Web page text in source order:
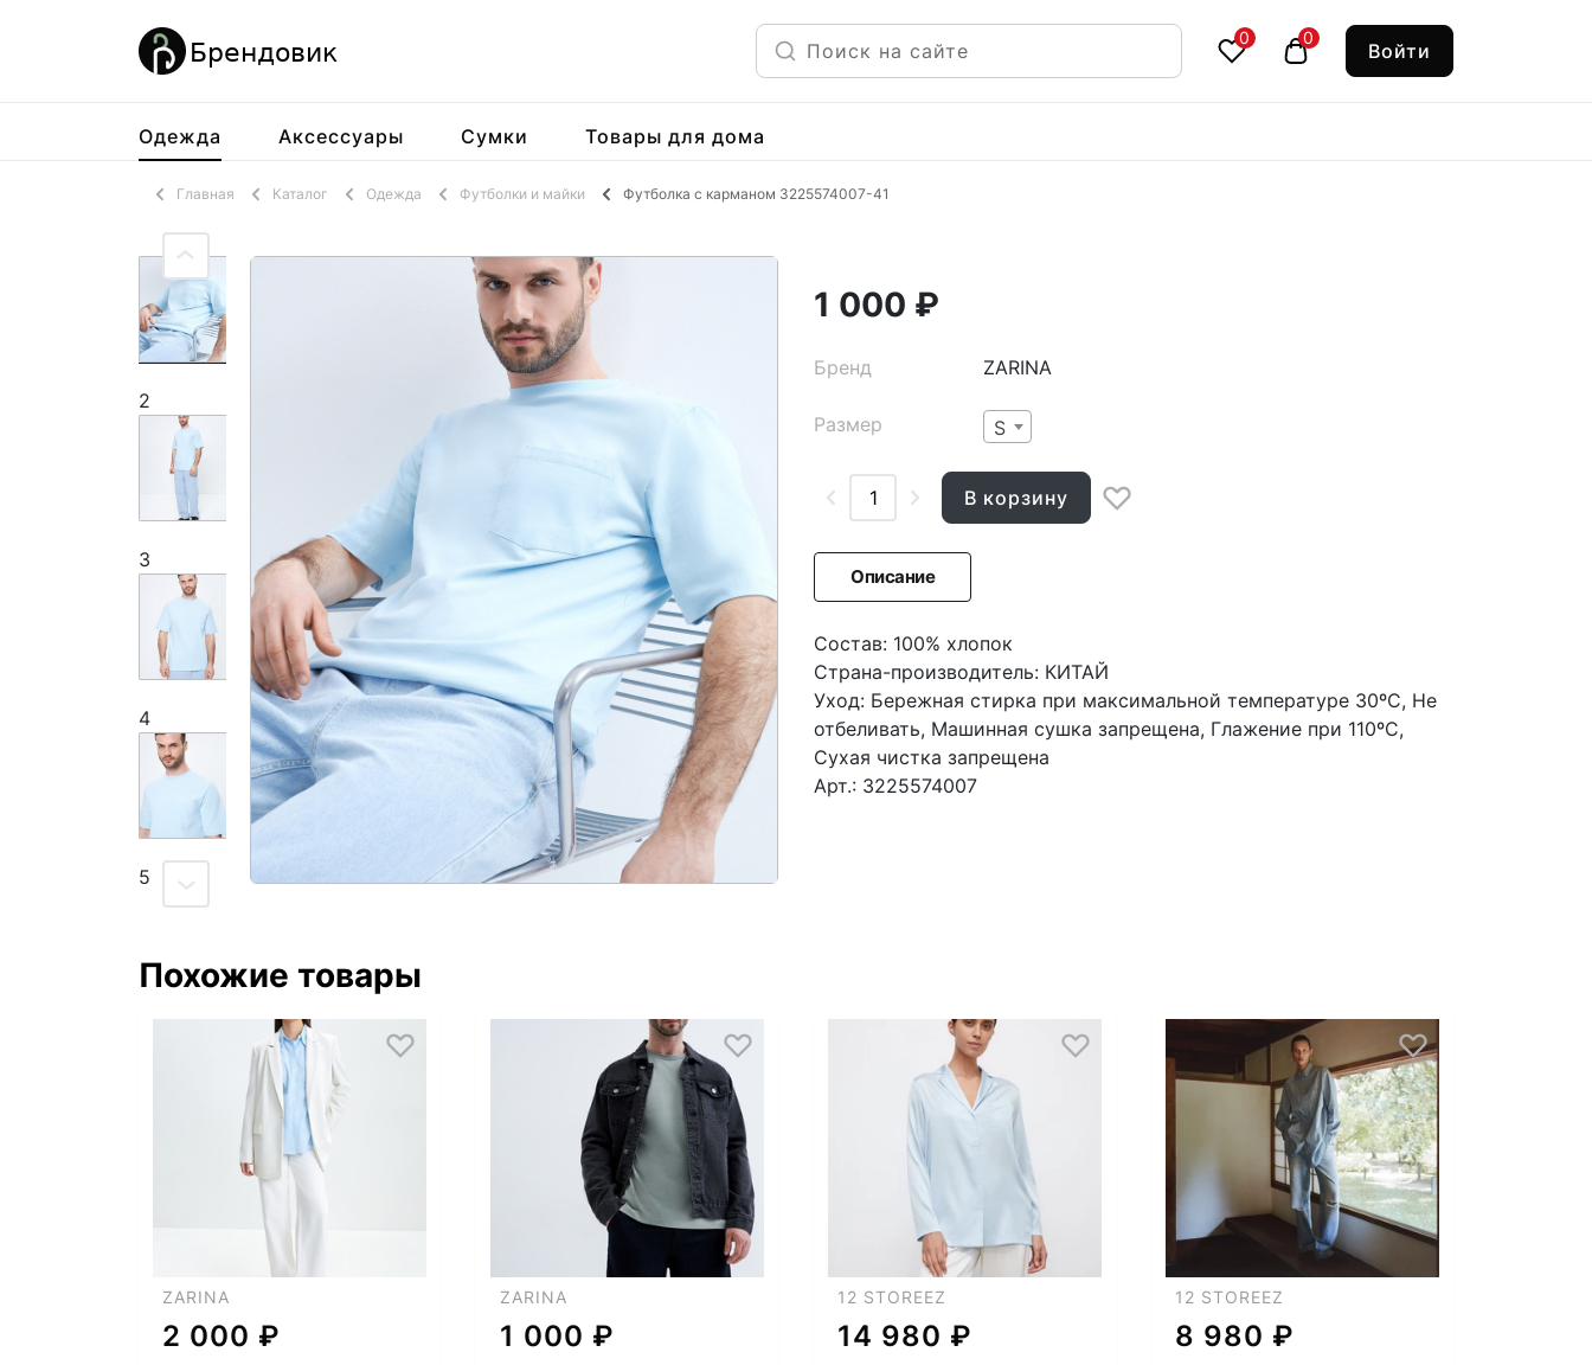
0 0
Войти
Одежда Аксессуары Сумки Товары для дома
Главная Каталог Одежда Футболки и майки Футболка с карманом 3225574007-41
2
3
4
5
1 000 ₽
Бренд ZARINA
Размер S
В корзину
Описание
Состав: 100% хлопок
Страна-производитель: КИТАЙ
Уход: Бережная стирка при максимальной температуре 30ºС, Не
отбеливать, Машинная сушка запрещена, Глажение при 110ºС,
Сухая чистка запрещена
Арт.: 3225574007
Похожие товары
ZARINA
2 000 ₽
ZARINA
1 000 ₽
12 STOREEZ
14 980 ₽
12 STOREEZ
8 980 ₽